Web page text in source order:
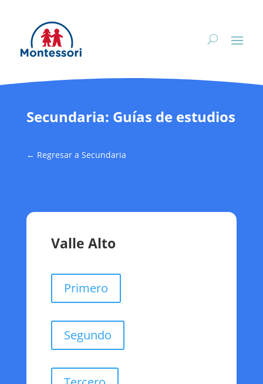
Secundaria: Guías de estudios
← Regresar a Secundaria
Valle Alto
Primero
Segundo